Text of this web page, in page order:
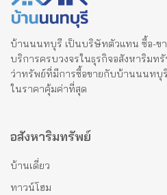
บ้านนนทบุรี เป็นบริษัทตัวแทน ซื้อ-ข
บริการครบวงจรในธุรกิจอสังหาริมท
ว่าทรัพย์ที่มีการซื้อขายกับบ้านนนท
ในราคาคุ้มค่าที่สุด
อสังหาริมทรัพย์
บ้านเดี่ยว
ทาวน์โฮม